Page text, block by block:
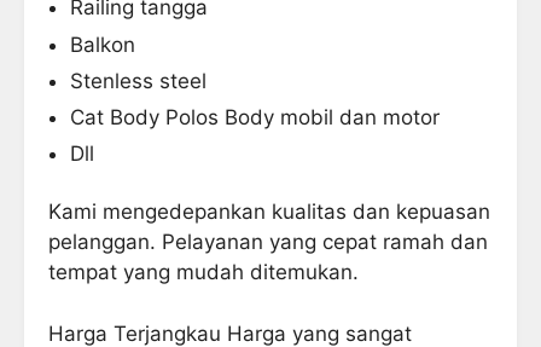
Railing tangga
Balkon
Stenless steel
Cat Body Polos Body mobil dan motor
Dll
Kami mengedepankan kualitas dan kepuasan
pelanggan. Pelayanan yang cepat ramah dan
tempat yang mudah ditemukan.
Harga Terjangkau Harga yang sangat